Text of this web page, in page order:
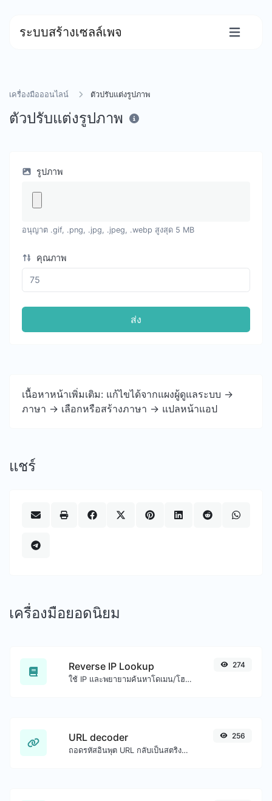
ระบบสร้างเซลล์เพจ
เครื่องมือออนไลน์ ตัวปรับแต่งรูปภาพ
ตัวปรับแต่งรูปภาพ
รูปภาพ
อนุญาต .gif, .png, .jpg, .jpeg, .webp สูงสุด 5 MB
คุณภาพ
ส่ง
เนื้อหาหน้าเพิ่มเติม: แก้ไขได้จากแผงผู้ดูแลระบบ ->
ภาษา -> เลือกหรือสร้างภาษา -> แปลหน้าแอป
แชร์
เครื่องมือยอดนิยม
Reverse IP Lookup
ใช้ IP และพยายามค้นหาโดเมน/โฮสต์ที่เกี่ยวข้อง
274
URL decoder
ถอดรหัสอินพุต URL กลับเป็นสตริงปกติ
256